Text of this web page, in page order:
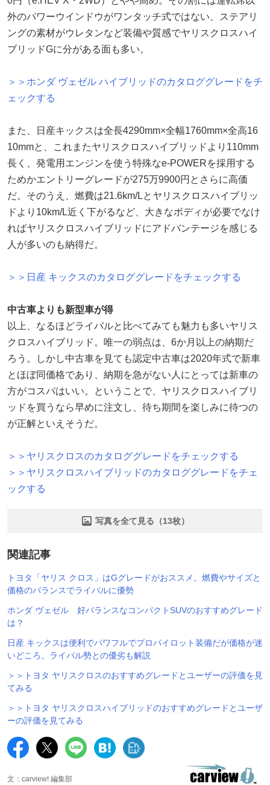
外のパワーウインドウがワンタッチ式ではない、ステアリ
ングの素材がウレタンなど装備や質感でヤリスクロスハイ
ブリッドGに分がある面も多い。
＞＞ホンダ ヴェゼル ハイブリッドのカタロググレードをチ
ェックする
また、日産キックスは全長4290mm×全幅1760mm×全高16
10mmと、これまたヤリスクロスハイブリッドより110mm
長く、発電用エンジンを使う特殊なe-POWERを採用する
ためかエントリーグレードが275万9900円とさらに高価
だ。そのうえ、燃費は21.6km/Lとヤリスクロスハイブリッ
ドより10km/L近く下がるなど、大きなボディが必要でなけ
ればヤリスクロスハイブリッドにアドバンテージを感じる
人が多いのも納得だ。
＞＞日産 キックスのカタロググレードをチェックする
中古車よりも新型車が得
以上、なるほどライバルと比べてみても魅力も多いヤリス
クロスハイブリッド。唯一の弱点は、6か月以上の納期だ
ろう。しかし中古車を見ても認定中古車は2020年式で新車
とほぼ同価格であり、納期を急がない人にとっては新車の
方がコスパはいい。ということで、ヤリスクロスハイブリ
ッドを買うなら早めに注文し、待ち期間を楽しみに待つの
が正解といえそうだ。
＞＞ヤリスクロスのカタロググレードをチェックする
＞＞ヤリスクロスハイブリッドのカタロググレードをチェ
ックする
写真を全て見る（13枚）
関連記事
トヨタ「ヤリス クロス」はGグレードがおススメ。燃費やサイズと
価格のバランスでライバルに優勢
ホンダ ヴェゼル 好バランスなコンパクトSUVのおすすめグレード
は？
日産 キックスは便利でパワフルでプロパイロット装備だが価格が迷
いどころ。ライバル勢との優劣も解説
＞＞トヨタ ヤリスクロスのおすすめグレードとユーザーの評価を見
てみる
＞＞トヨタ ヤリスクロスハイブリッドのおすすめグレードとユーザ
ーの評価を見てみる
文：carview! 編集部